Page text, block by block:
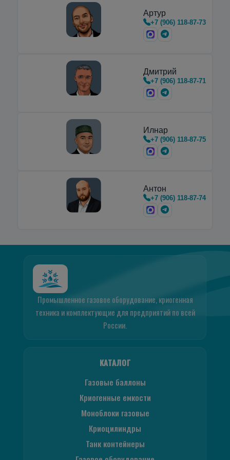
Недорогие вертикальные и
горизонтальные криоцилиндры,
Артур
+7 (906) 118-87-73
Дмитрий
+7 (906) 118-87-71
Илнар
+7 (906) 118-87-75
Антон
+7 (906) 118-87-74
Промышленное газовое оборудование, криогенная
техника и комплектующие для предприятий по всей
России.
КАТАЛОГ
Газовые баллоны
Криогенные емкости
Моноблоки газовые
Криоцилиндры
Танк контейнеры